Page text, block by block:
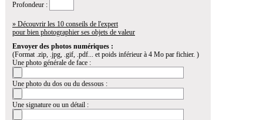
Profondeur :
» Découvrir les 10 conseils de l'expert
pour bien photographier ses objets de valeur
Envoyer des photos numériques :
(Format .zip, .jpg, .gif, .pdf... et poids inférieur à 4 Mo par fichier. )
Une photo générale de face :
Une photo du dos ou du dessous :
Une signature ou un détail :